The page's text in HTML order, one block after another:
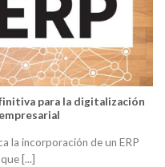
para la digitalización
la incorporación de un ERP
[...]